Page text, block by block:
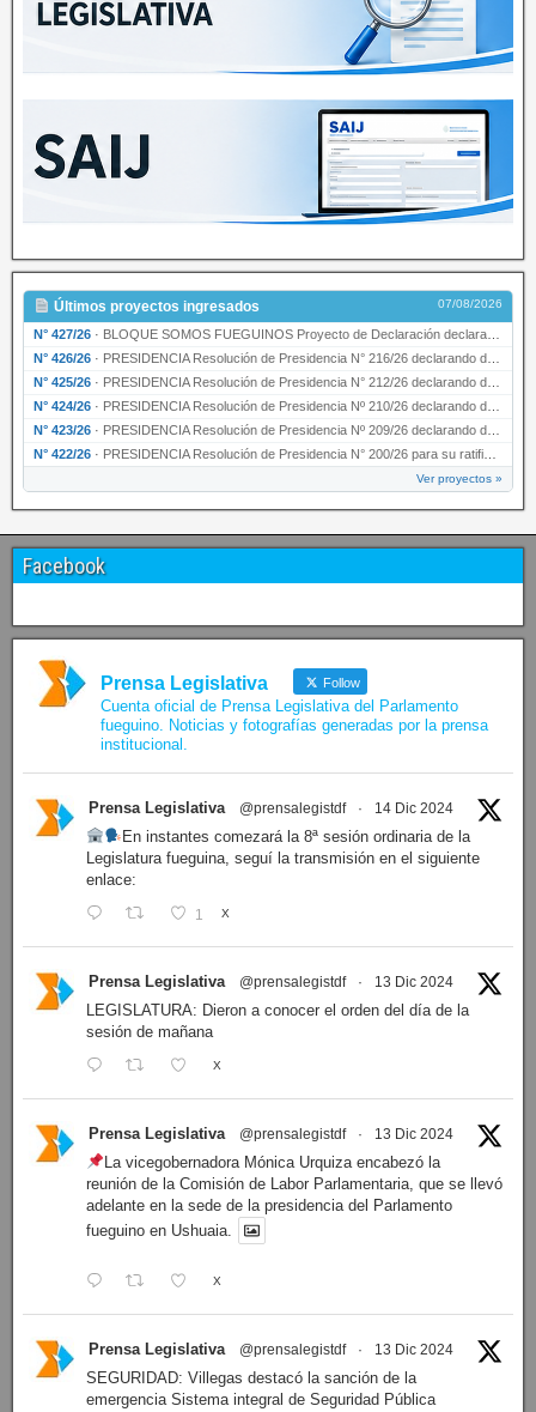
Últimos proyectos ingresados 07/08/2026
N° 427/26 · BLOQUE SOMOS FUEGUINOS Proyecto de Declaración declarando de interés provincial PRESIDENCI…
N° 426/26 · PRESIDENCIA Resolución de Presidencia N° 216/26 declarando de interés provincial la labor …
N° 425/26 · PRESIDENCIA Resolución de Presidencia N° 212/26 declarando de interés provincial el “50° A…
N° 424/26 · PRESIDENCIA Resolución de Presidencia Nº 210/26 declarando de interés provincial el proyec…
N° 423/26 · PRESIDENCIA Resolución de Presidencia Nº 209/26 declarando de interés provincial la presen…
N° 422/26 · PRESIDENCIA Resolución de Presidencia N° 200/26 para su ratificación.
Ver proyectos »
Facebook
Prensa Legislativa Follow
Cuenta oficial de Prensa Legislativa del Parlamento
fueguino. Noticias y fotografías generadas por la prensa
institucional.
Prensa Legislativa @prensalegistdf · 14 Dic 2024
En instantes comezará la 8ª sesión ordinaria de la
Legislatura fueguina, seguí la transmisión en el siguiente
enlace:
1 X
Prensa Legislativa @prensalegistdf · 13 Dic 2024
LEGISLATURA: Dieron a conocer el orden del día de la
sesión de mañana
X
Prensa Legislativa @prensalegistdf · 13 Dic 2024
La vicegobernadora Mónica Urquiza encabezó la
reunión de la Comisión de Labor Parlamentaria, que se llevó
adelante en la sede de la presidencia del Parlamento
fueguino en Ushuaia.
X
Prensa Legislativa @prensalegistdf · 13 Dic 2024
SEGURIDAD: Villegas destacó la sanción de la
emergencia Sistema integral de Seguridad Pública